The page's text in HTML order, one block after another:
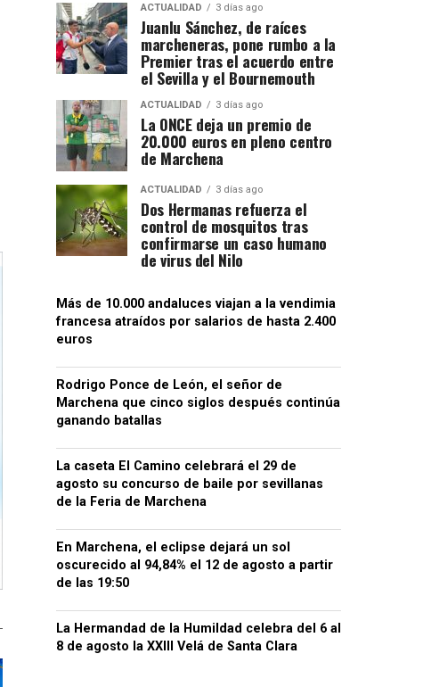
ACTUALIDAD 3 días ago
Juanlu Sánchez, de raíces
marcheneras, pone rumbo a la
Premier tras el acuerdo entre
el Sevilla y el Bournemouth
ACTUALIDAD 3 días ago
La ONCE deja un premio de
20.000 euros en pleno centro
de Marchena
ACTUALIDAD 3 días ago
Dos Hermanas refuerza el
control de mosquitos tras
confirmarse un caso humano
de virus del Nilo
Más de 10.000 andaluces viajan a la vendimia
francesa atraídos por salarios de hasta 2.400
euros
Rodrigo Ponce de León, el señor de
Marchena que cinco siglos después continúa
ganando batallas
La caseta El Camino celebrará el 29 de
agosto su concurso de baile por sevillanas
de la Feria de Marchena
En Marchena, el eclipse dejará un sol
oscurecido al 94,84% el 12 de agosto a partir
de las 19:50
La Hermandad de la Humildad celebra del 6 al
8 de agosto la XXIII Velá de Santa Clara